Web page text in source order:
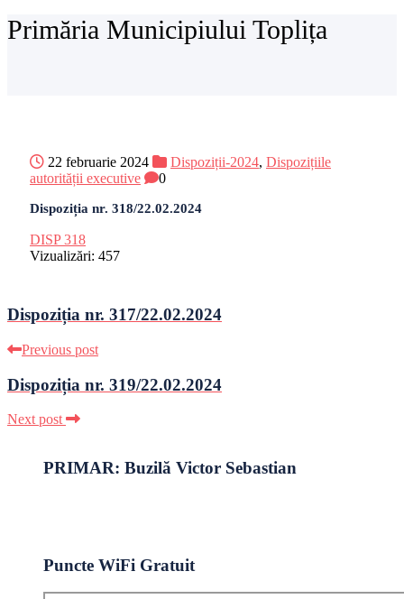
Primăria Municipiului Toplița
22 februarie 2024 Dispoziții-2024, Dispozițiile
autorității executive
0
Dispoziția nr. 318/22.02.2024
DISP 318
Vizualizări: 457
Dispoziția nr. 317/22.02.2024
Previous post
Dispoziția nr. 319/22.02.2024
Next post
PRIMAR: Buzilă Victor Sebastian
Puncte WiFi Gratuit